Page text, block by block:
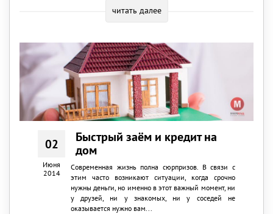
читать далее
02
Июня
2014
Быстрый заём и кредит на
дом
Современная жизнь полна сюрпризов. В связи с
этим часто возникают ситуации, когда срочно
нужны деньги, но именно в этот важный момент, ни
у друзей, ни у знакомых, ни у соседей не
оказывается нужно вам...